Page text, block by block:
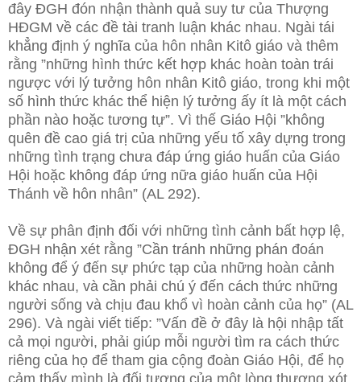
đây ĐGH đón nhận thành quả suy tư của Thượng
HĐGM về các đề tài tranh luận khác nhau. Ngài tái
khẳng định ý nghĩa của hôn nhân Kitô giáo và thêm
rằng ”những hình thức kết hợp khác hoàn toàn trái
ngược với lý tưởng hôn nhân Kitô giáo, trong khi một
số hình thức khác thể hiện lý tưởng ấy ít là một cách
phần nào hoặc tương tự”. Vì thế Giáo Hội ”không
quên đề cao giá trị của những yếu tố xây dựng trong
những tình trạng chưa đáp ứng giáo huấn của Giáo
Hội hoặc không đáp ứng nữa giáo huấn của Hội
Thánh về hôn nhân” (AL 292).
Về sự phân định đối với những tình cảnh bất hợp lệ,
ĐGH nhận xét rằng ”Cần tránh những phán đoán
không để ý đến sự phức tạp của những hoàn cảnh
khác nhau, và cần phải chú ý đến cách thức những
người sống và chịu đau khổ vì hoàn cảnh của họ” (AL
296). Và ngài viết tiếp: ”Vấn đề ở đây là hội nhập tất
cả mọi người, phải giúp mỗi người tìm ra cách thức
riêng của họ để tham gia cộng đoàn Giáo Hội, để họ